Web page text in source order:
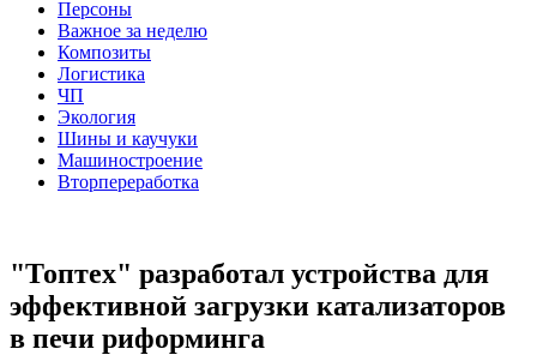
Персоны
Важное за неделю
Композиты
Логистика
ЧП
Экология
Шины и каучуки
Машиностроение
Вторпереработка
"Топтех" разработал устройства для
эффективной загрузки катализаторов
в печи риформинга